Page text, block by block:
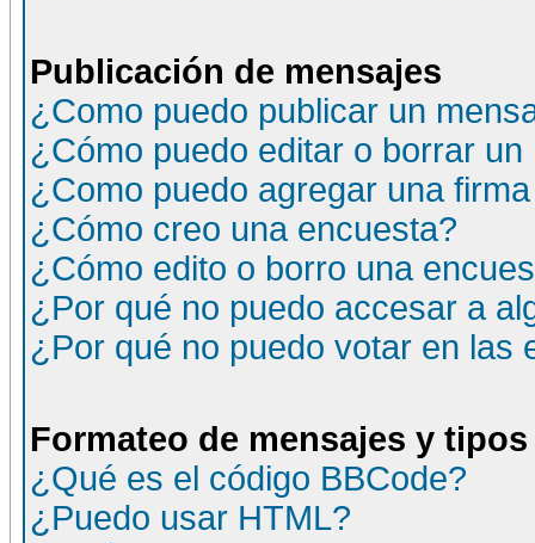
Publicación de mensajes
¿Como puedo publicar un
¿Cómo puedo editar o borrar un
¿Como puedo agregar una
¿Cómo creo una encuesta?
¿Cómo edito o borro una
¿Por qué no puedo accesar a
¿Por qué no puedo votar en las
Formateo de mensajes y
¿Qué es el código BBCode?
¿Puedo usar HTML?